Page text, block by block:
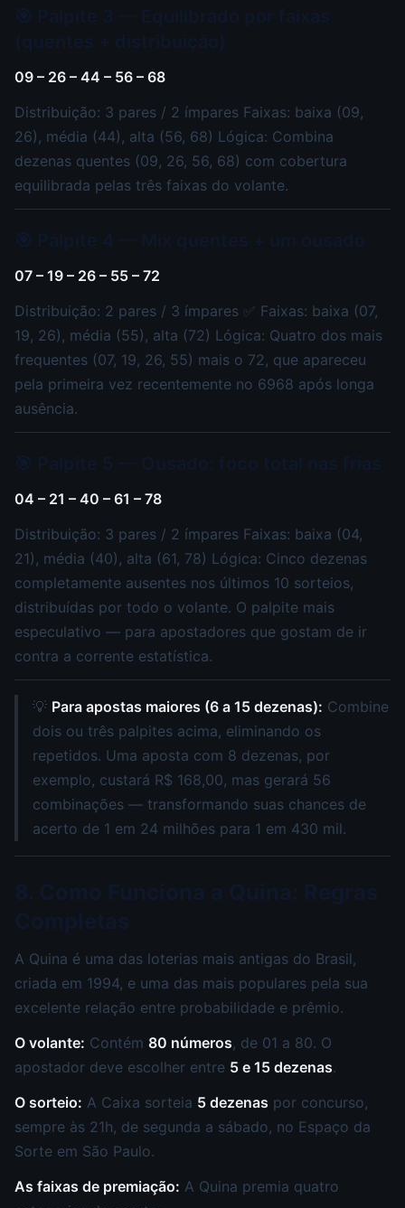
09 – 26 – 44 – 56 – 68
Distribuição: 3 pares / 2 ímpares Faixas: baixa (09,
26), média (44), alta (56, 68) Lógica: Combina
dezenas quentes (09, 26, 56, 68) com cobertura
equilibrada pelas três faixas do volante.
07 – 19 – 26 – 55 – 72
Distribuição: 2 pares / 3 ímpares ✅ Faixas: baixa (07,
19, 26), média (55), alta (72) Lógica: Quatro dos mais
frequentes (07, 19, 26, 55) mais o 72, que apareceu
pela primeira vez recentemente no 6968 após longa
ausência.
04 – 21 – 40 – 61 – 78
Distribuição: 3 pares / 2 ímpares Faixas: baixa (04,
21), média (40), alta (61, 78) Lógica: Cinco dezenas
completamente ausentes nos últimos 10 sorteios,
distribuídas por todo o volante. O palpite mais
especulativo — para apostadores que gostam de ir
contra a corrente estatística.
💡 Para apostas maiores (6 a 15 dezenas): Combine
dois ou três palpites acima, eliminando os
repetidos. Uma aposta com 8 dezenas, por
exemplo, custará R$ 168,00, mas gerará 56
combinações — transformando suas chances de
acerto de 1 em 24 milhões para 1 em 430 mil.
A Quina é uma das loterias mais antigas do Brasil,
criada em 1994, e uma das mais populares pela sua
excelente relação entre probabilidade e prêmio.
O volante: Contém 80 números, de 01 a 80. O
apostador deve escolher entre 5 e 15 dezenas.
O sorteio: A Caixa sorteia 5 dezenas por concurso,
sempre às 21h, de segunda a sábado, no Espaço da
Sorte em São Paulo.
As faixas de premiação: A Quina premia quatro